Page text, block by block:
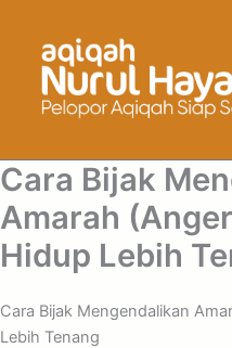
Cara Bijak
Amarah
Hidup Lebih
Cara Bijak Mengendalikan
Lebih Tenang